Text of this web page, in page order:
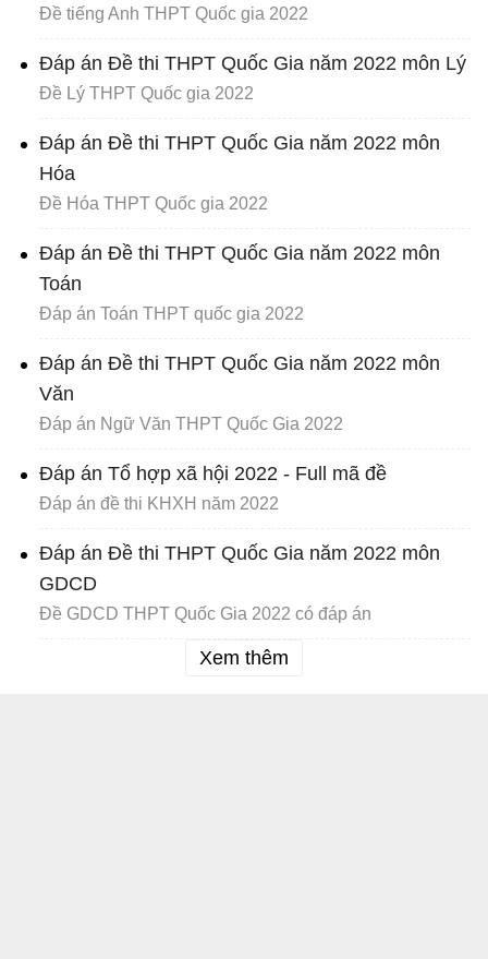
Đề tiếng Anh THPT Quốc gia 2022
Đáp án Đề thi THPT Quốc Gia năm 2022 môn Lý
Đề Lý THPT Quốc gia 2022
Đáp án Đề thi THPT Quốc Gia năm 2022 môn
Hóa
Đề Hóa THPT Quốc gia 2022
Đáp án Đề thi THPT Quốc Gia năm 2022 môn
Toán
Đáp án Toán THPT quốc gia 2022
Đáp án Đề thi THPT Quốc Gia năm 2022 môn
Văn
Đáp án Ngữ Văn THPT Quốc Gia 2022
Đáp án Tổ hợp xã hội 2022 - Full mã đề
Đáp án đề thi KHXH năm 2022
Đáp án Đề thi THPT Quốc Gia năm 2022 môn
GDCD
Đề GDCD THPT Quốc Gia 2022 có đáp án
Xem thêm